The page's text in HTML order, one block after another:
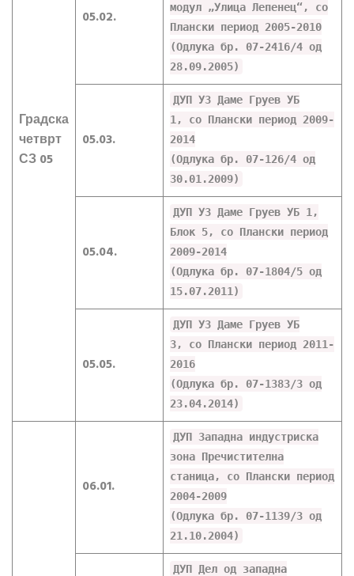
Градска
четврт
СЗ 05
05.02.
модул „Улица Лепенец“, со
Плански период 2005-2010
(Одлука бр. 07-2416/4 од
28.09.2005)
05.03.
ДУП УЗ Даме Груев УБ
1, со Плански период 2009-
2014
(Одлука бр. 07-126/4 од
30.01.2009)
05.04.
ДУП УЗ Даме Груев УБ 1,
Блок 5, со Плански период
2009-2014
(Одлука бр. 07-1804/5 од
15.07.2011)
05.05.
ДУП УЗ Даме Груев УБ
3, со Плански период 2011-
2016
(Одлука бр. 07-1383/3 од
23.04.2014)
06.01.
ДУП Западна индустриска
зона Пречистителна
станица, со Плански период
2004-2009
(Одлука бр. 07-1139/3 од
21.10.2004)
ДУП Дел од западна